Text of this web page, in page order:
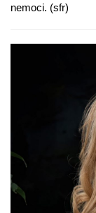
nemoci. (sfr)